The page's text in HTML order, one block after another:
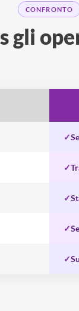
CONFRONTO
gli
✓
✓
✓
✓
✓